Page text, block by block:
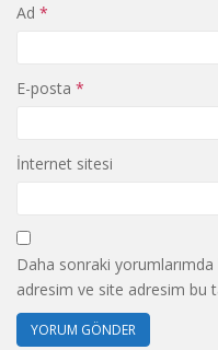
Ad *
E-posta *
İnternet sitesi
Daha sonraki yorumlarımda
adresim ve site adresim bu